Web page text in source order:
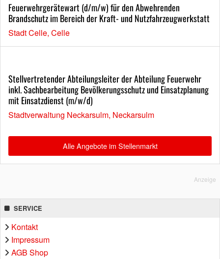
Feuerwehrgerätewart (d/m/w) für den Abwehrenden
Brandschutz im Bereich der Kraft- und Nutzfahrzeugwerkstatt
Stadt Celle, Celle
Stellvertretender Abteilungsleiter der Abteilung Feuerwehr
inkl. Sachbearbeitung Bevölkerungsschutz und Einsatzplanung
mit Einsatzdienst (m/w/d)
Stadtverwaltung Neckarsulm, Neckarsulm
Alle Angebote im Stellenmarkt
Anzeige
SERVICE
Kontakt
Impressum
AGB Shop